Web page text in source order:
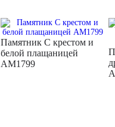
Памятник С крестом и
белой плащаницей
AM1799